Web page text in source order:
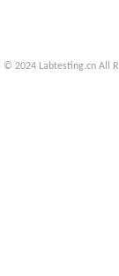
© 2024 Labtesting.cn All